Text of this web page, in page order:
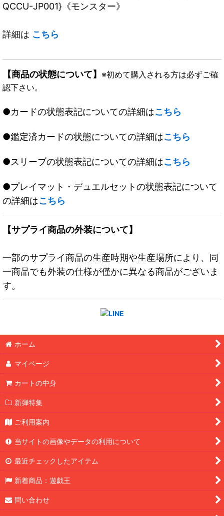
QCCU-JP001}《モンスター》
詳細は こちら
【商品の状態について】 ※初めて購入される方は必ずご確
認下さい。
●カードの状態表記についての詳細はこちら
●鑑定済カードの状態についての詳細はこちら
●スリーブの状態表記についての詳細はこちら
●プレイマット・デュエルセットの状態表記について
の詳細はこちら
【サプライ商品の外装について】
一部のサプライ商品の生産時期や生産場所により、同
一商品でも外装の仕様が僅かに異なる商品がございま
す。
ホーム
マイページ
カートの中身
新弾特集
ご利用案内
当サイトの画像やデータの利用について
最近チェックしたアイテム
新着商品：遊戯王
問い合わせ